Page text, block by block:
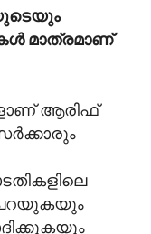
മാത്രമാണ്
ആരിഫ്